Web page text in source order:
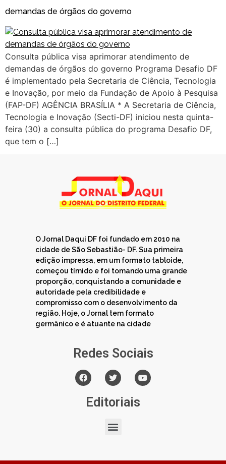
demandas de órgãos do governo
Consulta pública visa aprimorar atendimento de
demandas de órgãos do governo Programa Desafio DF
é implementado pela Secretaria de Ciência, Tecnologia
e Inovação, por meio da Fundação de Apoio à Pesquisa
(FAP-DF) AGÊNCIA BRASÍLIA * A Secretaria de Ciência,
Tecnologia e Inovação (Secti-DF) iniciou nesta quinta-
feira (30) a consulta pública do programa Desafio DF,
que tem o […]
O Jornal Daqui DF foi fundado em 2010 na
cidade de São Sebastião- DF. Sua primeira
edição impressa, em um formato tabloide,
começou tímido e foi tomando uma grande
proporção, conquistando a comunidade e
autoridade pela credibilidade e
compromisso com o desenvolvimento da
região. Hoje, o Jornal tem formato
germânico e é atuante na cidade
Redes Sociais
Editoriais